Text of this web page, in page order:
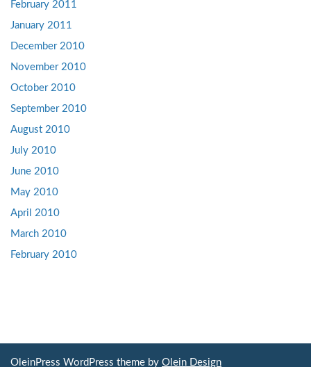
February 2011
January 2011
December 2010
November 2010
October 2010
September 2010
August 2010
July 2010
June 2010
May 2010
April 2010
March 2010
February 2010
OleinPress WordPress theme by Olein Design